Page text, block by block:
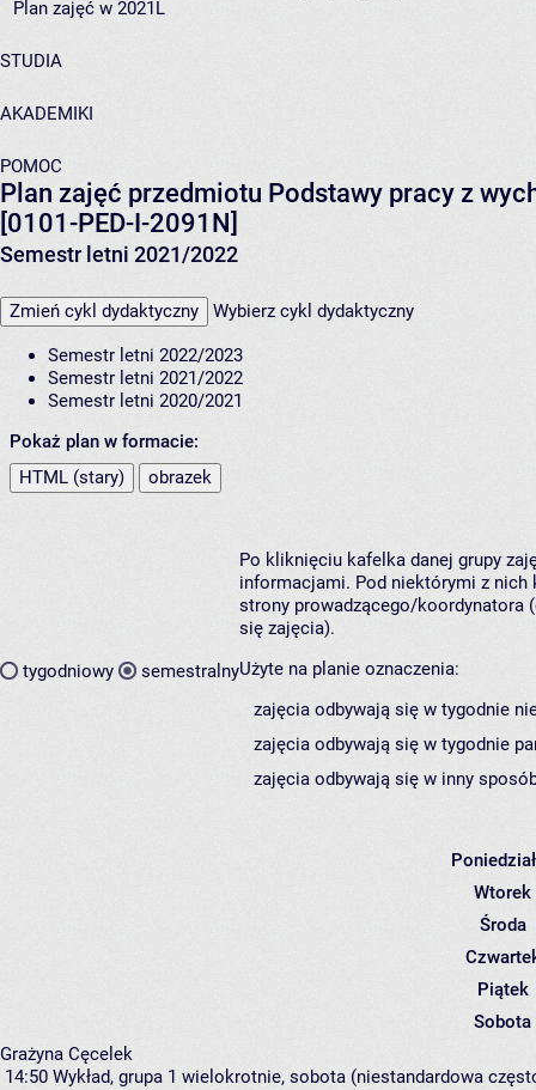
Plan zajęć w 2021L
STUDIA
AKADEMIKI
POMOC
Plan zajęć przedmiotu Podstawy pracy z
[0101-PED-I-2091N]
Semestr letni 2021/2022
Zmień cykl dydaktyczny Wybierz cykl dydaktyczny
Semestr letni 2022/2023
Semestr letni 2021/2022
Semestr letni 2020/2021
Pokaż plan w formacie:
HTML (stary)
obrazek
tygodniowy semestralny
Po kliknięciu kafelka danej grupy
informacjami. Pod niektórymi z nich
strony prowadzącego/koordynatora
się zajęcia).
Użyte na planie oznaczenia:
zajęcia odbywają się w tygodnie
zajęcia odbywają się w tygodnie
zajęcia odbywają się w inny
Wtorek
Środa
Piątek
Sobota
Grażyna Cęcelek
14:50 Wykład, grupa 1 wielokrotnie, sobota (niestandardowa